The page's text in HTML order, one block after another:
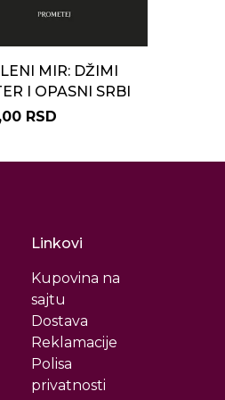
MIR: DŽIMI
I OPASNI SRBI
RSD
Linkovi
Kupovina na
sajtu
Dostava
Reklamacije
Polisa
privatnosti